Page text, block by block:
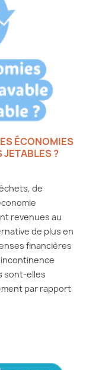
ÉCONOMIES
JETABLES ?
de
revenues au
de plus en
financières
sont-elles
par rapport